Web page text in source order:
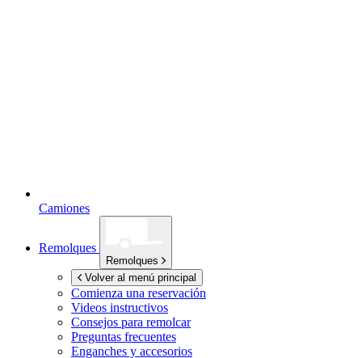
Camiones
Remolques
Remolques
Volver al menú principal
Comienza una reservación
Videos instructivos
Consejos para remolcar
Preguntas frecuentes
Enganches y accesorios